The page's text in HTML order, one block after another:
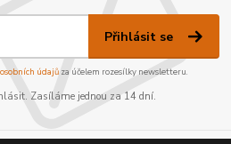
Přihlásit se
údajůza účelem rozesílky newsletteru.
Zasíláme jednou za 14 dní.